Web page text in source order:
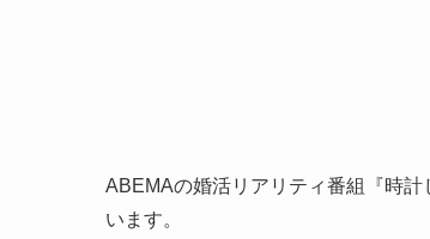
ABEMAの婚活リアリティ番組『時
います。